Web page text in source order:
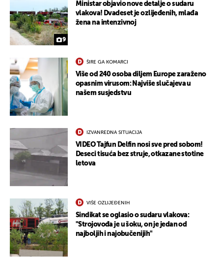
9
Ministar objavio nove detalje o sudaru
vlakova! Dvadeset je ozlijeđenih, mlađa
žena na intenzivnoj
ŠIRE GA KOMARCI
Više od 240 osoba diljem Europe zaraženo
opasnim virusom: Najviše slučajeva u
našem susjedstvu
IZVANREDNA SITUACIJA
VIDEO Tajfun Delfin nosi sve pred sobom!
Deseci tisuća bez struje, otkazane stotine
letova
VIŠE OZLIJEĐENIH
Sindikat se oglasio o sudaru vlakova:
"Strojovođa je u šoku, on je jedan od
najboljih i najobučenijih"